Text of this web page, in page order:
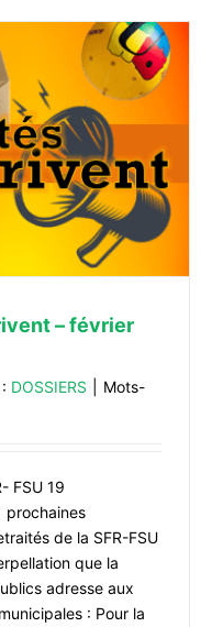
– février
DOSSIERS
Mots-
SFR- FSU 19
de la SFR-FSU
que la
adresse aux
: Pour la